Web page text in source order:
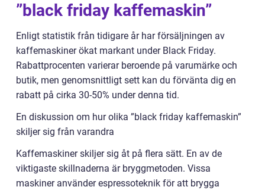
”black friday kaffemaskin”
Enligt statistik från tidigare år har försäljningen av
kaffemaskiner ökat markant under Black Friday.
Rabattprocenten varierar beroende på varumärke och
butik, men genomsnittligt sett kan du förvänta dig en
rabatt på cirka 30-50% under denna tid.
En diskussion om hur olika ”black friday kaffemaskin”
skiljer sig från varandra
Kaffemaskiner skiljer sig åt på flera sätt. En av de
viktigaste skillnaderna är bryggmetoden. Vissa
maskiner använder espressoteknik för att brygga